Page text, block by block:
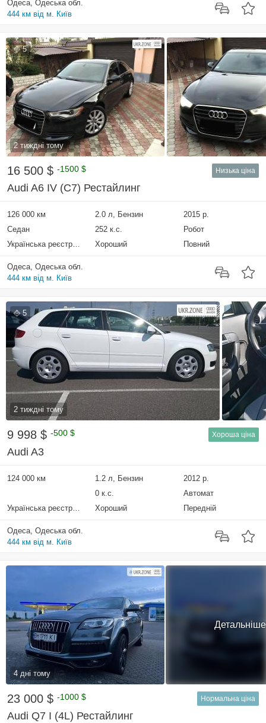
Одеса, Одеська обл.
444 км від м. Київ
5
2 тиждні тому
16 500 $ -1500 $ Низька ціна
Audi A6 IV (C7) Рестайлинг
126 000 км 2.0 л, Бензин
2015 р.
Седан
252 к.с.
Робот
Українська реєстрація
Хороший Повний
Одеса, Одеська обл.
444 км від м. Київ
5
2 тиждні тому
9 998 $ -500 $ Хороша ціна
Audi A3
124 000 км 1.2 л, Бензин
2012 р.
0 к.с.
Автомат
Українська реєстрація
Хороший Передній
Одеса, Одеська обл.
444 км від м. Київ
4 дні тому
Детальніше
23 000 $ -1000 $ Нормальна ціна
Audi Q7 I (4L) Рестайлинг